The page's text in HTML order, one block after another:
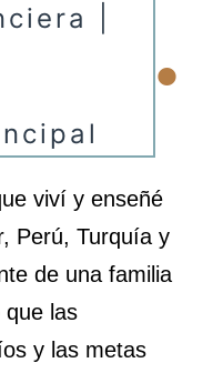
|
•
viví y enseñé
Perú, Turquía y
de una familia
que las
y las metas